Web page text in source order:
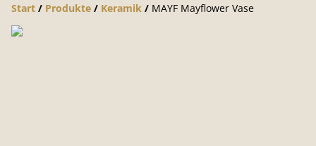
Start / Produkte / Keramik / MAYF Mayflower Vase